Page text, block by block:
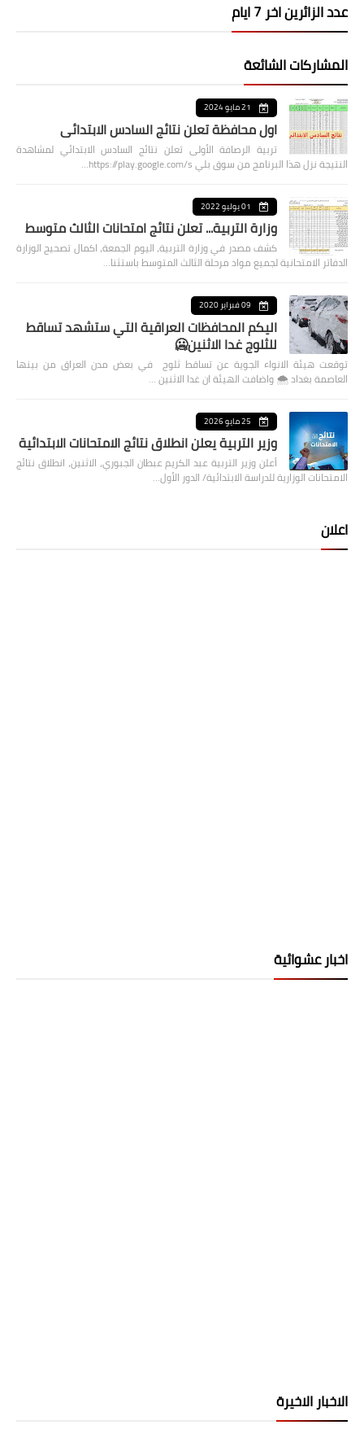
عدد الزائرين اخر 7 ايام
المشاركات الشائعة
21 مايو 2024
اول محافظة تعلن نتائج السادس الابتدائي
تربية الرصافة الأولى تعلن نتائج السادس الابتدائي لمشاهدة
النتيجة نزل هذا البرنامج من سوق بلي https://play.google.com/s…
01 يوليو 2022
وزارة التربية... تعلن نتائج امتحانات الثالث متوسط
كشف مصدر في وزارة التربية، اليوم الجمعة، اكمال تصحيح الوزارة
الدفاتر الامتحانية لجميع مواد مرحلة الثالث المتوسط باستثنا…
09 فبراير 2020
اليكم المحافظات العراقية التي ستشهد تساقط
للثلوج غدا الاثنين🥶
توقعت هيئة الانواء الجوية عن تساقط ثلوج في بعض مدن العراق من بينها
العاصمة بغداد ⁦🌨️⁩ واضافت الهيئة ان غدا الاثنين …
25 مايو 2026
وزير التربية يعلن انطلاق نتائج الامتحانات الابتدائية
أعلن وزير التربية عبد الكريم عبطان الجبوري، الاثنين، انطلاق نتائج
الامتحانات الوزارية للدراسة الابتدائية/ الدور الأول…
اعلان
اخبار عشوائية
الاخبار الاخيرة